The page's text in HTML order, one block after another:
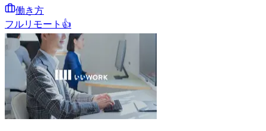
働き方
フルリモート 👍